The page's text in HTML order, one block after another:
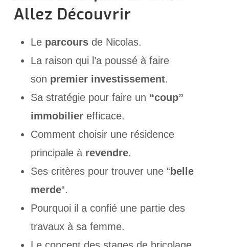
Allez Découvrir
Le parcoursde Nicolas.
La raison qui l’a poussé à faire
son premier investissement.
Sa stratégie pour faire un “coup”
immobilierefficace.
Comment choisir une résidence
principale à revendre.
Ses critères pour trouver une “ belle
merde“.
Pourquoi il a confié une partie des
travaux à sa femme.